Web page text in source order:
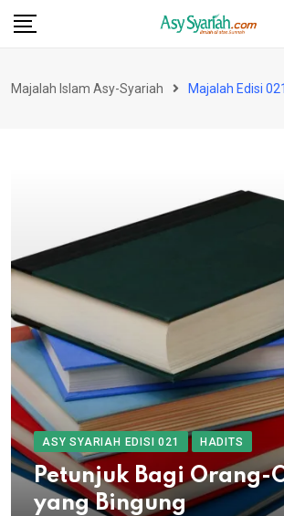
Skip
Majalah Islam Asy-Syariah Majalah Edisi
ASY SYARIAH EDISI 021 HADITS
Petunjuk Bagi Orang-
yang Bingung